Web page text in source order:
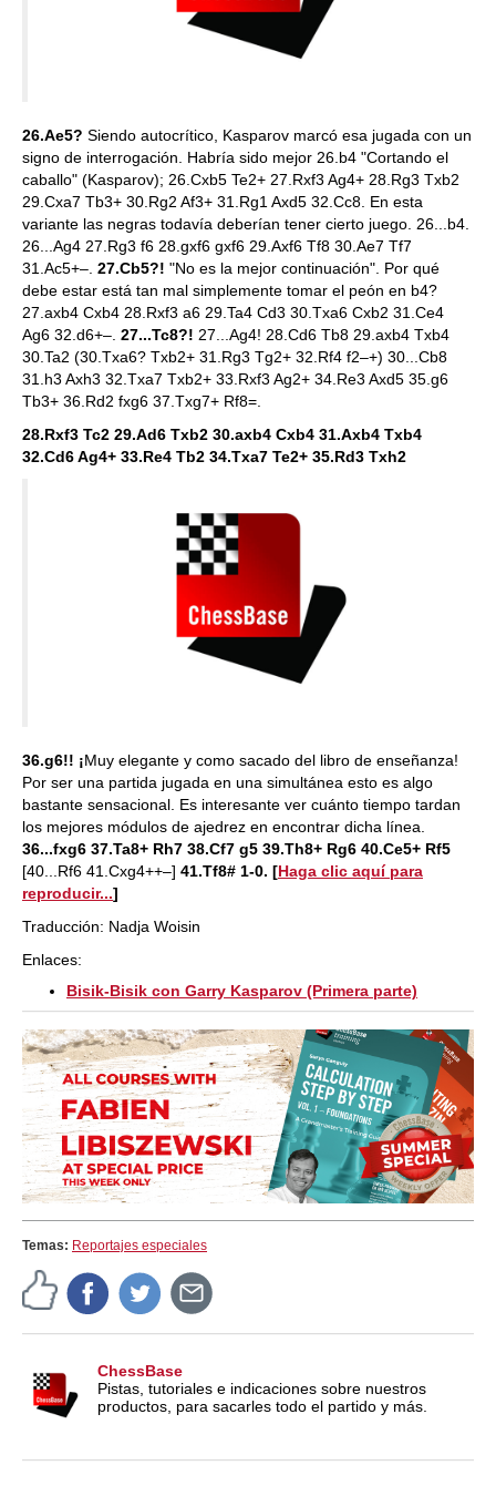
26.Ae5? Siendo autocrítico, Kasparov marcó esa jugada con un
signo de interrogación. Habría sido mejor 26.b4 "Cortando el
caballo" (Kasparov); 26.Cxb5 Te2+ 27.Rxf3 Ag4+ 28.Rg3 Txb2
29.Cxa7 Tb3+ 30.Rg2 Af3+ 31.Rg1 Axd5 32.Cc8. En esta
variante las negras todavía deberían tener cierto juego. 26...b4.
26...Ag4 27.Rg3 f6 28.gxf6 gxf6 29.Axf6 Tf8 30.Ae7 Tf7
31.Ac5+–. 27.Cb5?! "No es la mejor continuación". Por qué
debe estar está tan mal simplemente tomar el peón en b4?
27.axb4 Cxb4 28.Rxf3 a6 29.Ta4 Cd3 30.Txa6 Cxb2 31.Ce4
Ag6 32.d6+–. 27...Tc8?! 27...Ag4! 28.Cd6 Tb8 29.axb4 Txb4
30.Ta2 (30.Txa6? Txb2+ 31.Rg3 Tg2+ 32.Rf4 f2–+) 30...Cb8
31.h3 Axh3 32.Txa7 Txb2+ 33.Rxf3 Ag2+ 34.Re3 Axd5 35.g6
Tb3+ 36.Rd2 fxg6 37.Txg7+ Rf8=.
28.Rxf3 Tc2 29.Ad6 Txb2 30.axb4 Cxb4 31.Axb4 Txb4
32.Cd6 Ag4+ 33.Re4 Tb2 34.Txa7 Te2+ 35.Rd3 Txh2
36.g6!! ¡Muy elegante y como sacado del libro de enseñanza!
Por ser una partida jugada en una simultánea esto es algo
bastante sensacional. Es interesante ver cuánto tiempo tardan
los mejores módulos de ajedrez en encontrar dicha línea.
36...fxg6 37.Ta8+ Rh7 38.Cf7 g5 39.Th8+ Rg6 40.Ce5+ Rf5
[40...Rf6 41.Cxg4++–] 41.Tf8# 1-0. [Haga clic aquí para
reproducir...]
Traducción: Nadja Woisin
Enlaces:
Bisik-Bisik con Garry Kasparov (Primera parte)
Temas: Reportajes especiales
ChessBase
Pistas, tutoriales e indicaciones sobre nuestros
productos, para sacarles todo el partido y más.